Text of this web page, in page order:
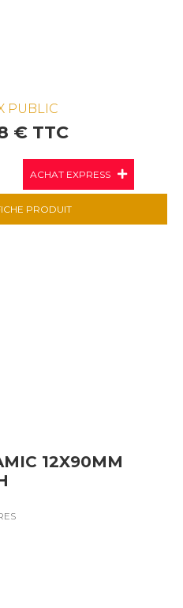
PUBLIC
€ TTC
ACHAT EXPRESS
PRODUIT
12X90MM